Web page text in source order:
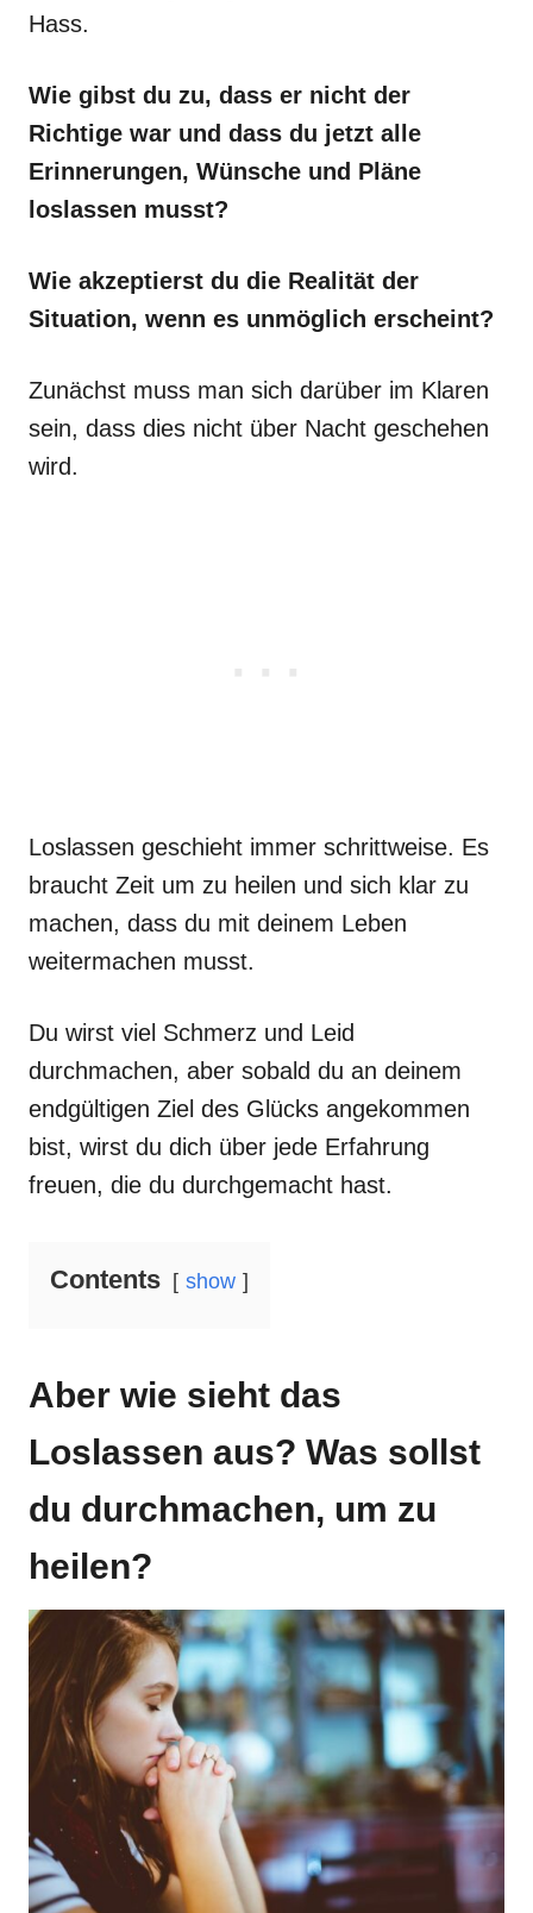
Hass.
Wie gibst du zu, dass er nicht der
Richtige war und dass du jetzt alle
Erinnerungen, Wünsche und Pläne
loslassen musst?
Wie akzeptierst du die Realität der
Situation, wenn es unmöglich erscheint?
Zunächst muss man sich darüber im Klaren
sein, dass dies nicht über Nacht geschehen
wird.
Loslassen geschieht immer schrittweise. Es
braucht Zeit um zu heilen und sich klar zu
machen, dass du mit deinem Leben
weitermachen musst.
Du wirst viel Schmerz und Leid
durchmachen, aber sobald du an deinem
endgültigen Ziel des Glücks angekommen
bist, wirst du dich über jede Erfahrung
freuen, die du durchgemacht hast.
Contents show
Aber wie sieht das
Loslassen aus? Was sollst
du durchmachen, um zu
heilen?